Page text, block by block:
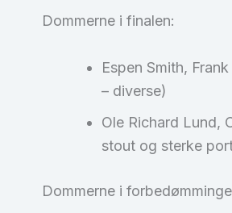
Dommerne i finalen:
Espen Smith,
– diverse)
Ole Richard Lund,
stout og sterke
Dommerne i